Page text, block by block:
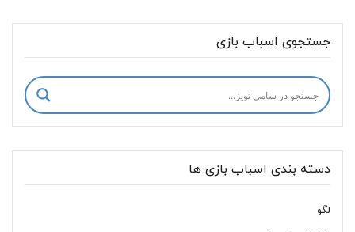
جستجوی اسباب بازی
دسته بندی اسباب بازی ها
لگو